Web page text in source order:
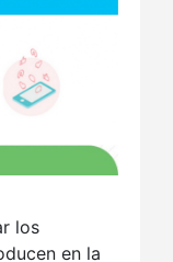
los
en la